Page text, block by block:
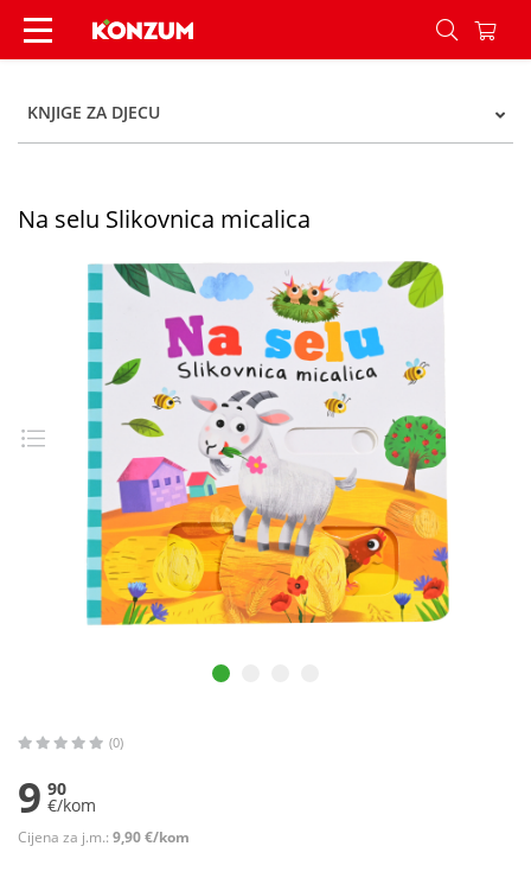
Na selu Slikovnica micalica - Konzum
KNJIGE ZA DJECU
Na selu Slikovnica micalica
(0)
9 90
€/kom
Cijena za j.m.: 9,90 €/kom